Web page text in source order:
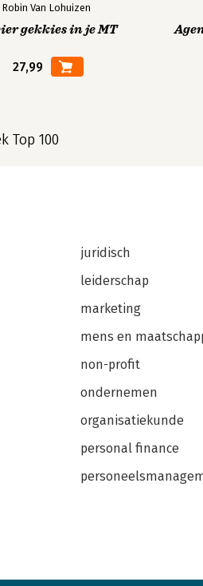
Robin Van Lohuizen
gekkies in je MT
27,99
Top 100
juridisch
leiderschap
marketing
mens en
non-profit
ondernemen
organisatiekunde
personal finance